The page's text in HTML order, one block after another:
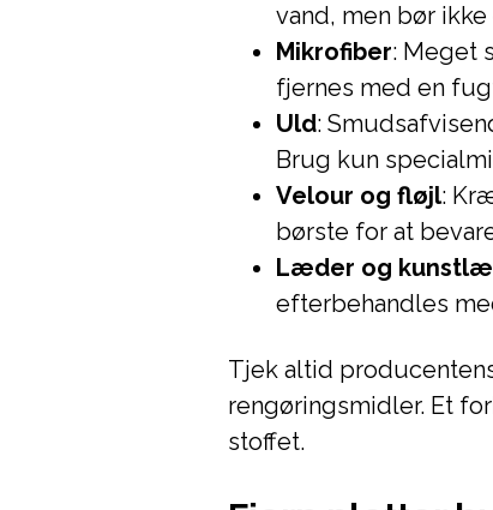
vand, men bør
Mikrofiber: Meget
fjernes med en
Uld:
Brug kun
Velour og fløjl:
børste for at
Læder og
efterbehandles
Tjek altid
rengøringsmidler. Et
stoffet.